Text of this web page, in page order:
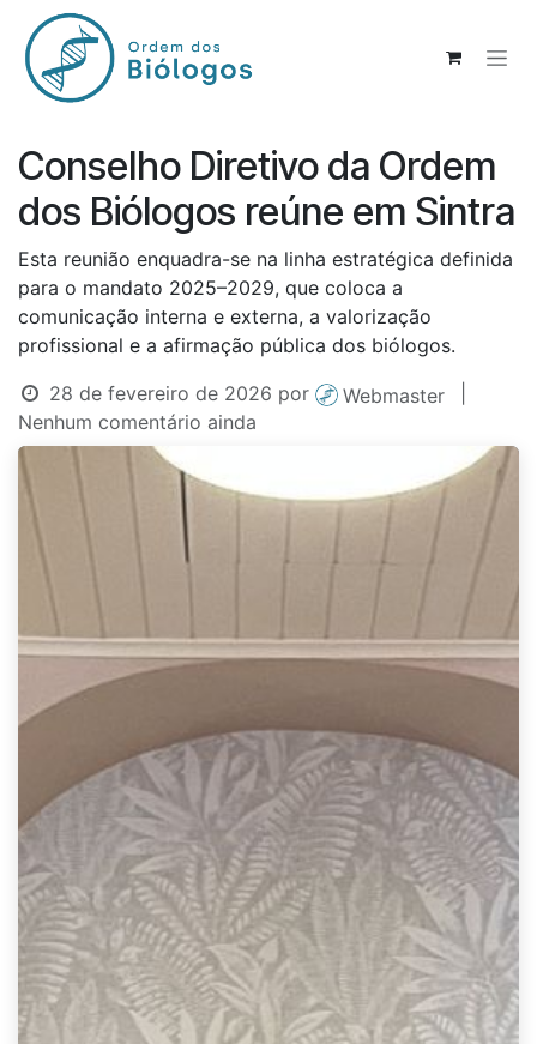
Pular para o conteúdo
Conselho Diretivo da Ordem
dos Biólogos reúne em Sintra
Esta reunião enquadra-se na linha estratégica definida
para o mandato 2025–2029, que coloca a
comunicação interna e externa, a valorização
profissional e a afirmação pública dos biólogos.
28 de fevereiro de 2026 por Webmaster
Nenhum comentário ainda